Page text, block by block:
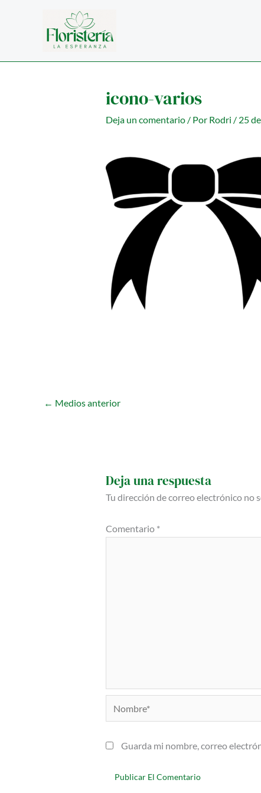
icono-varios
Deja un comentario / Por Rodri / 25
← Medios anterior
Deja una respuesta
Tu dirección de correo electrónico no
Comentario *
Nombre*
Guarda mi nombre, correo